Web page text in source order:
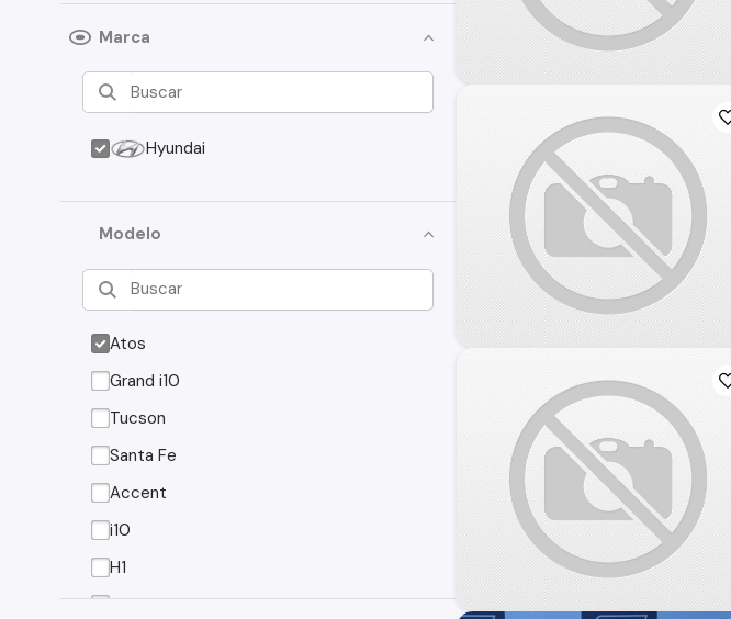
Marca
Hyundai
Modelo
Atos
Grand i10
Tucson
Santa Fe
Accent
i10
H1
EON